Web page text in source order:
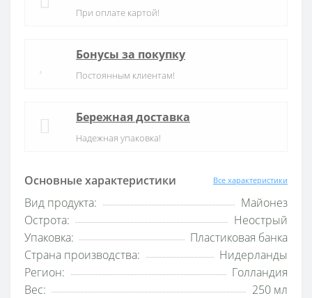
Основные характеристики Все характеристики
Вид продукта:
Майонез
Острота:
Неострый
Упаковка:
Пластиковая банка
Страна производства:
Нидерланды
Регион:
Голландия
Вес:
250 мл
При оплате картой!
Бонусы за покупку
Постоянным клиентам!
Бережная доставка
Надежная упаковка!